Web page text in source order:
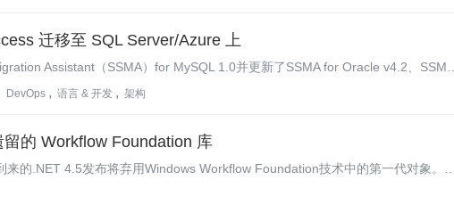
迁移至 SQL Server/Azure 上
Assistant（SSMA）for MySQL 1.0并更新了SSMA for Oracle v4.2、SSMA
v4.2。这些工具集可以帮助客户将MySQL/Oracle/Sybase/Access数据库迁移
DevOps 语言 & 开发 架构
的 Workflow Foundation 库
的.NET 4.5发布将弃用Windows Workflow Foundation技术中的第一代对象。
.NET开发人员以及少数微软服务器产品使用的工作流引擎，它在.NET 4.5中将拥有